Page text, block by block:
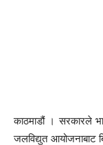
काठमाडौं । सरकारले
जलविद्युत आयोजनाबाट